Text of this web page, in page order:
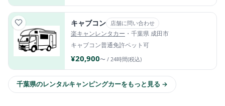
キャブコン 店舗に問い合わせ
楽キャンレンタカー ・千葉県 成田市
キャブコン普通免許ペット可
¥20,900〜 / 24時間(税込)
千葉県のレンタルキャンピングカーをもっと見る →